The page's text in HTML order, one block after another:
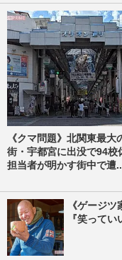
《クマ問題》北関東最大
街・宇都宮に出没で94
担当者が明かす街中で遭
《ゲージ
『笑って